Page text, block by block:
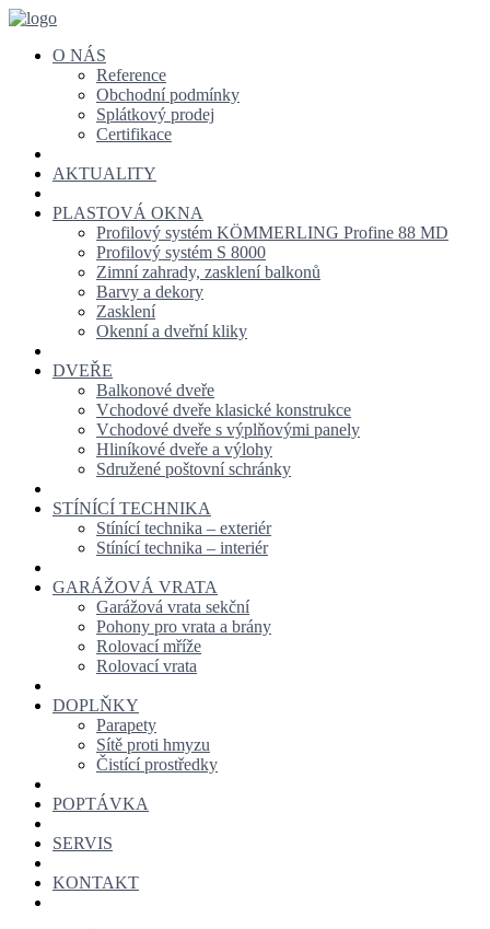
O NÁS
Reference
Obchodní podmínky
Splátkový prodej
Certifikace
AKTUALITY
PLASTOVÁ OKNA
Profilový systém KÖMMERLING Profine 88 MD
Profilový systém S 8000
Zimní zahrady, zasklení balkonů
Barvy a dekory
Zasklení
Okenní a dveřní kliky
DVEŘE
Balkonové dveře
Vchodové dveře klasické konstrukce
Vchodové dveře s výplňovými panely
Hliníkové dveře a výlohy
Sdružené poštovní schránky
STÍNÍCÍ TECHNIKA
Stínící technika – exteriér
Stínící technika – interiér
GARÁŽOVÁ VRATA
Garážová vrata sekční
Pohony pro vrata a brány
Rolovací mříže
Rolovací vrata
DOPLŇKY
Parapety
Sítě proti hmyzu
Čistící prostředky
POPTÁVKA
SERVIS
KONTAKT